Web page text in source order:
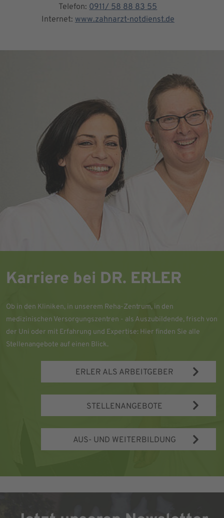
Telefon: 0911/ 58 88 83 55
Internet: www.zahnarzt-notdienst.de
Karriere bei DR. ERLER
Ob in den Kliniken, in unserem Reha-Zentrum, in den
medizinischen Versorgungszentren - als Auszubildende, frisch von
der Uni oder mit Erfahrung und Expertise: Hier finden Sie alle
Stellenangebote auf einen Blick.
ERLER ALS ARBEITGEBER
STELLENANGEBOTE
AUS- UND WEITERBILDUNG